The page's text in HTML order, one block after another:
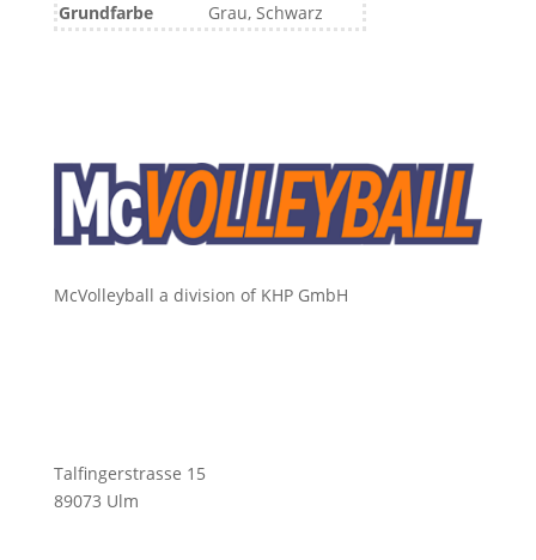
Grundfarbe
Grau, Schwarz
McVolleyball a division of KHP GmbH
Talfingerstrasse 15
89073 Ulm